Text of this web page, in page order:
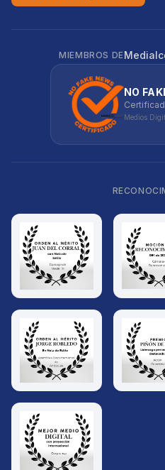
MIEMBROS DE
NO
Medios